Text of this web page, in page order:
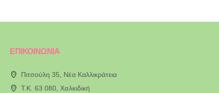
ΕΠΙΚΟΙΝΩΝΙΑ
Πιτσούλη 35, Νέα Καλλικράτεια
T.K. 63 080, Χαλκιδική